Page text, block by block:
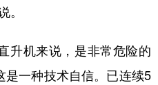
。
机来说，是非常危险的
是一种技术自信。已连续5